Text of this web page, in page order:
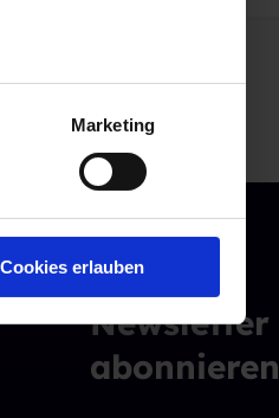
Marketing
erlauben
Newsletter
abonnieren